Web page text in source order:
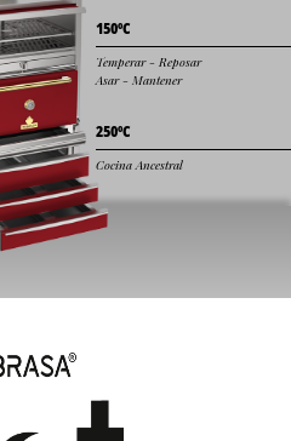
250ºC
Cocina Ancestral
150ºC
Temperar - Reposar
Asar - Mantener